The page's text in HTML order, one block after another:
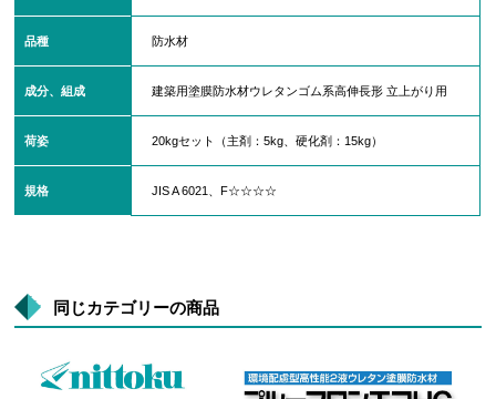
品種 防水材
成分、組成 建築用塗膜防水材ウレタンゴム系高伸長形 立上がり用
荷姿 20kgセット（主剤：5kg、硬化剤：15kg）
規格 JIS A 6021、F☆☆☆☆
同じカテゴリーの商品